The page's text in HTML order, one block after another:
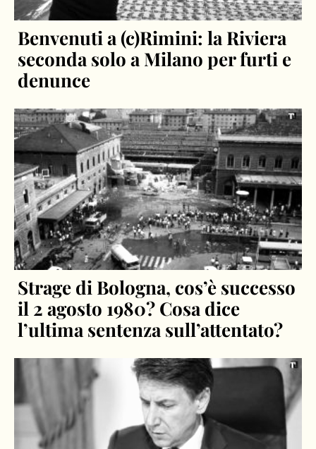
Benvenuti a (c)Rimini: la Riviera
seconda solo a Milano per furti e
denunce
Strage di Bologna, cos’è successo
il 2 agosto 1980? Cosa dice
l’ultima sentenza sull’attentato?